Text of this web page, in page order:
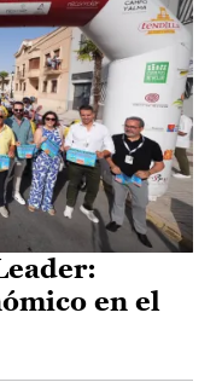
en el